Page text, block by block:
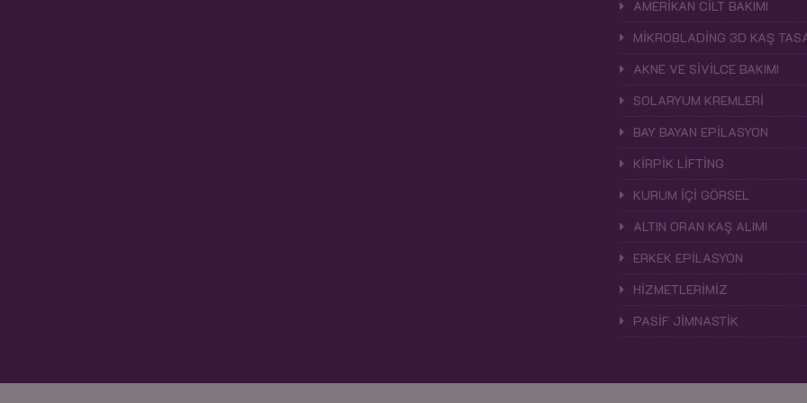
AMERİKAN CİLT BAKIMI
MİKROBLADİNG 3D KAŞ
AKNE VE SİVİLCE BAKIMI
SOLARYUM KREMLERİ
BAY BAYAN EPİLASYON
KİRPİK LİFTİNG
KURUM İÇİ GÖRSEL
ALTIN ORAN KAŞ ALIMI
ERKEK EPİLASYON
HİZMETLERİMİZ
PASİF JİMNASTİK